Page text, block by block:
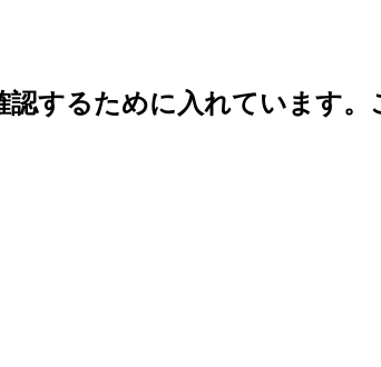
するために入れています。